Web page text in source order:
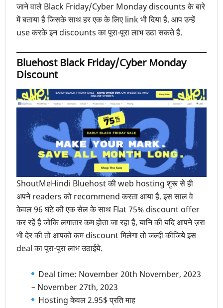
जाने वाले Black Friday/Cyber Monday discounts के बारे
में बताया है जिसके साथ हर एक के लिए link भी दिया है. आप उन्हें
use करके इन discounts का पूरा-पूरा लाभ उठा सकते हैं.
Bluehost Black Friday/Cyber Monday
Discount
ShoutMeHindi Bluehost की web hosting शुरू से ही
अपने readers को recommend करता आया है. इस साल वे
केवल 96 घंटे की एक सेल के साथ Flat 75% discount offer
कर रहें है जोकि लगातार कम होता जा रहा है, यानि की यदि आपने ज़रा
भी देर की तो आपको कम discount मिलेगा तो जल्दी कीजिये इस
deal का पूरा-पूरा लाभ उठाईये.
Deal time: November 20th November, 2023
– November 27th, 2023
Hosting केवल 2.95$ प्रति माह